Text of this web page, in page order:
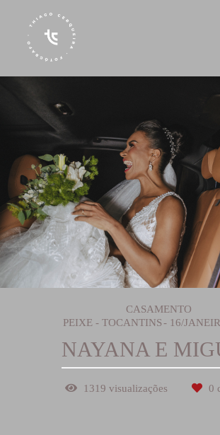
CASAMENTO
PEIXE - TOCANTINS
16/
NAYANA E
1319 visualizações 0